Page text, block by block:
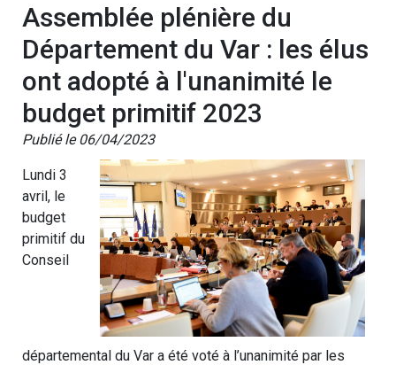
Assemblée plénière du
Département du Var : les élus
ont adopté à l'unanimité le
budget primitif 2023
Publié le 06/04/2023
Lundi 3
avril, le
budget
primitif du
Conseil
départemental du Var a été voté à l’unanimité par les